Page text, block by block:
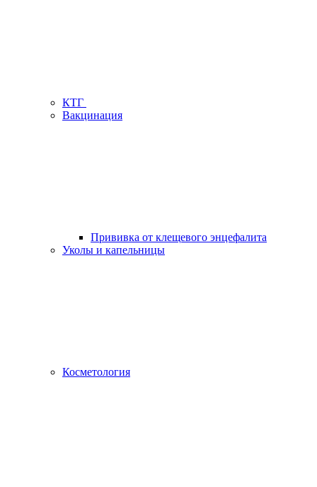
КТГ
Вакцинация
Прививка от клещевого энцефалита
Уколы и капельницы
Косметология